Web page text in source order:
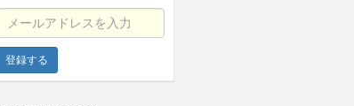
メールアドレスを入力